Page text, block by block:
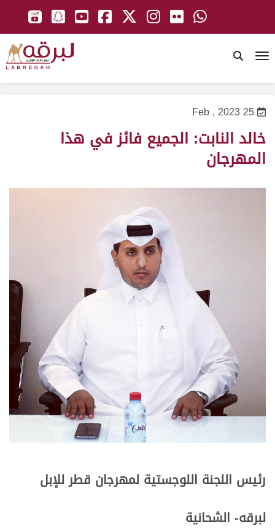
25 Feb , 2023
خالد النابت: الجميع فائز في هذا
المهرجان
رئيس اللجنة اللوجستية لمهرجان قطر للإبل
لبرقه- الشحانية